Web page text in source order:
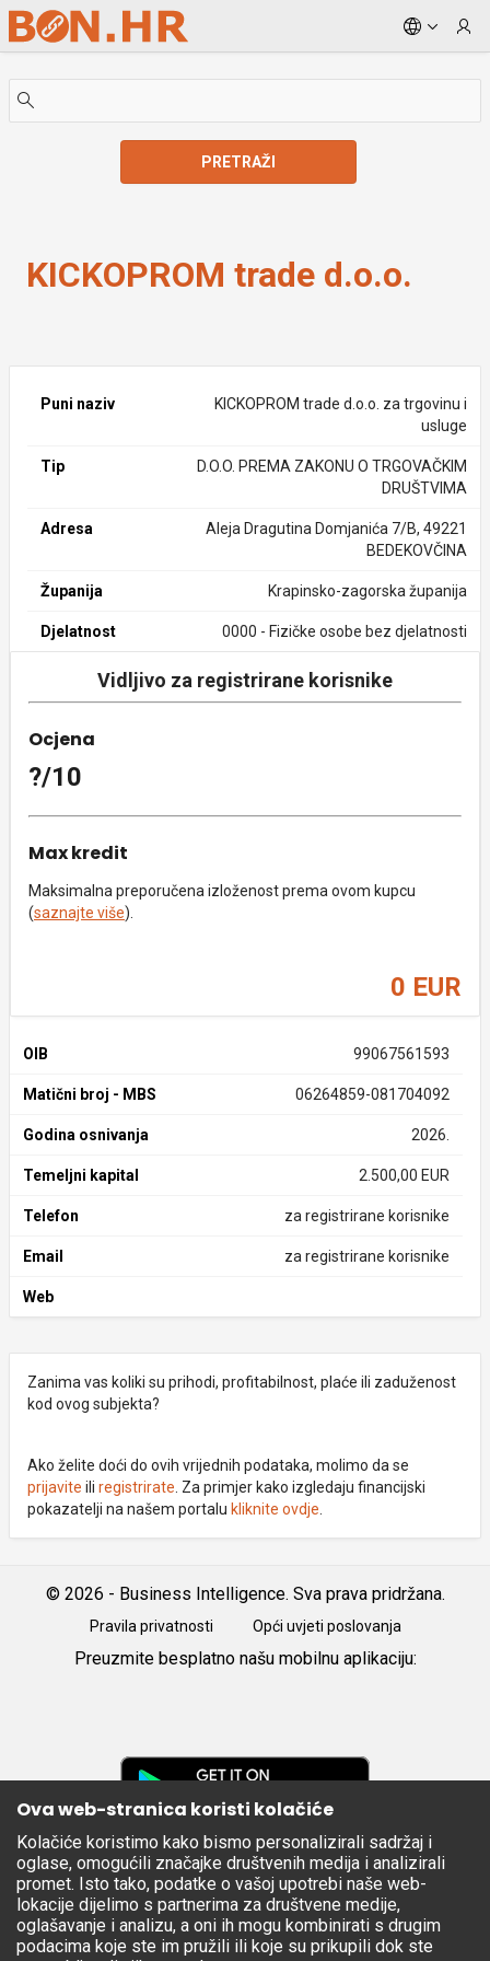
Skip to Main Content
PRETRAŽI
KICKOPROM trade d.o.o.
Puni naziv
KICKOPROM trade d.o.o. za trgovinu i
usluge
Tip
D.O.O. PREMA ZAKONU O TRGOVAČKIM
DRUŠTVIMA
Adresa
Aleja Dragutina Domjanića 7/B, 49221
BEDEKOVČINA
Županija Krapinsko-zagorska županija
Djelatnost 0000 - Fizičke osobe bez djelatnosti
Vidljivo za registrirane korisnike
Ocjena
?/10
Max kredit
Maksimalna preporučena izloženost prema ovom kupcu
(saznajte više).
0 EUR
OIB 99067561593
Matični broj - MBS 06264859-081704092
Godina osnivanja 2026.
Temeljni kapital 2.500,00 EUR
Telefon za registrirane korisnike
Email za registrirane korisnike
Web
Zanima vas koliki su prihodi, profitabilnost, plaće ili zaduženost
kod ovog subjekta?
Ako želite doći do ovih vrijednih podataka, molimo da se
prijavite ili registrirate . Za primjer kako izgledaju financijski
pokazatelji na našem portalu kliknite ovdje
© 2026 - Business Intelligence. Sva prava pridržana.
Pravila privatnosti Opći uvjeti poslovanja
Preuzmite besplatno našu mobilnu aplikaciju:
Apple
Store
Ova web-stranica koristi kolačiće
Kolačiće koristimo kako bismo personalizirali sadržaj i
oglase, omogućili značajke društvenih medija i analizirali
promet. Isto tako, podatke o vašoj upotrebi naše web-
lokacije dijelimo s partnerima za društvene medije,
oglašavanje i analizu, a oni ih mogu kombinirati s drugim
podacima koje ste im pružili ili koje su prikupili dok ste